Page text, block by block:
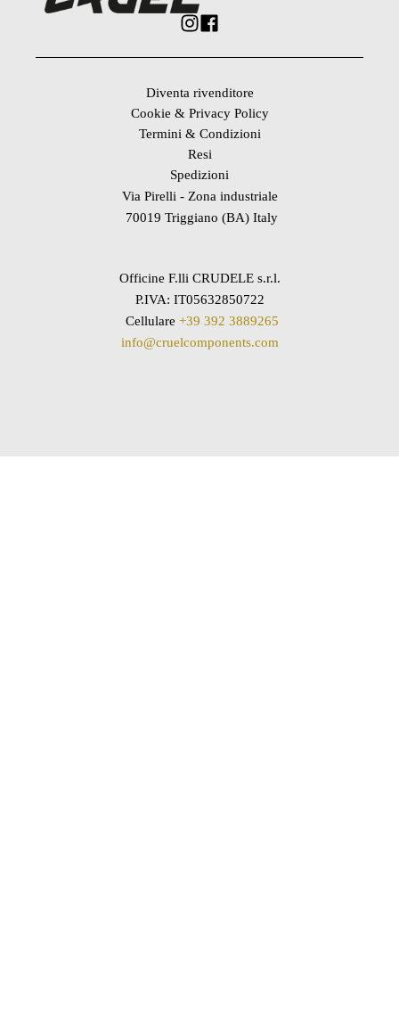
Diventa rivenditore
Cookie & Privacy Policy
Termini & Condizioni
Resi
Spedizioni
Via Pirelli - Zona industriale
70019 Triggiano (BA) Italy
Officine F.lli CRUDELE s.r.l.
P.IVA: IT05632850722
Cellulare +39 392 3889265
info@cruelcomponents.com